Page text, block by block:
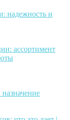
надежность и
ассортимент